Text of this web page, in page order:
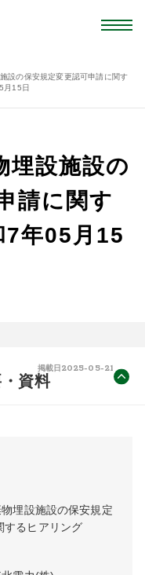
設の保安規定変更認可申請に関す
月15日
埋設施設の
請に関す
7年05月15
掲載日 2025-05-21
資料
埋設施設の保安規定
するヒアリング